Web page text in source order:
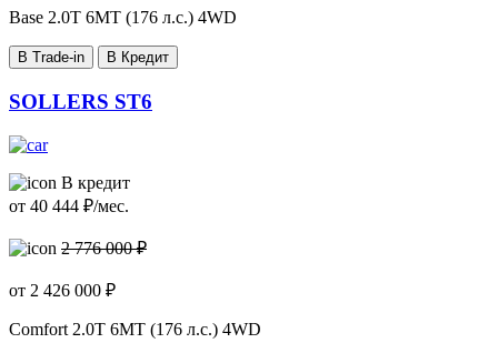
Base 2.0T 6MT (176 л.с.) 4WD
В Trade-in В Кредит
SOLLERS ST6
В кредит
от 40 444 ₽/мес.
2 776 000 ₽
от 2 426 000 ₽
Comfort 2.0T 6MT (176 л.с.) 4WD